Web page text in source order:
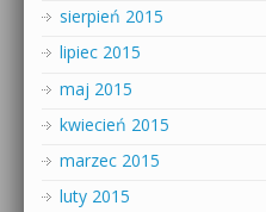
sierpień 2015
lipiec 2015
maj 2015
kwiecień 2015
marzec 2015
luty 2015